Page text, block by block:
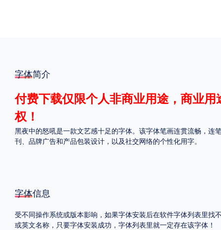
格式
.TTF
POP字体下载 字库打包下载 海报素材下载
字体简介
付费下载仅限个人非商业用途，商业
权！
黑夜中的怒吼是一款文艺感十足的字体。该字体笔画连贯流畅，
刊、品牌广告和产品包装设计，以及社交网络的个性化用字。
字体信息
受不同操作系统或版本影响，如果字体安装后在软件字体列表里
或英文名称，只要字体安装成功，字体列表里就一定存在该字体！